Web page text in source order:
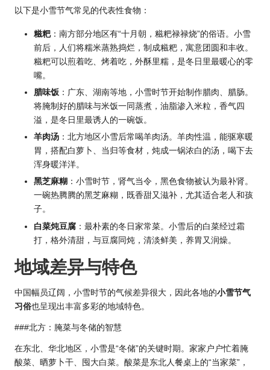
以下是小雪节气常见的代表性食物：
糍粑：南方部分地区有“十月朝，糍粑禄禄烧”的俗语。小雪
前后，人们将糯米蒸熟捣烂，制成糍粑，寓意团圆和丰收。
糍粑可以煎着吃、烤着吃，外酥里糯，是冬日里最暖心的零
嘴。
腊味饭 ：广东、湖南等地，小雪时节开始制作腊肉、腊肠。
将腌制好的腊味与米饭一同蒸煮，油脂渗入米粒，香气四
溢，是冬日里最诱人的一碗饭。
羊肉汤 ：北方地区小雪后常喝羊肉汤。羊肉性温，能驱寒暖
胃，搭配白萝卜、当归等食材，炖成一锅浓白的汤，喝下去
浑身暖洋洋。
黑芝麻糊 ：小雪时节，肾气当令，黑色食物被认为最补肾。
一碗热腾腾的黑芝麻糊，既香甜又滋补，尤其适合老人和孩
子。
白菜炖豆腐 ：最朴素的冬日家常菜。小雪后的白菜经过霜
打，格外清甜，与豆腐同炖，清淡鲜美，养胃又润燥。
地域差异与特色
中国幅员辽阔，小雪时节的气候差异很大，因此各地的小雪节气
习俗也呈现出丰富多彩的地域特色。
###北方：腌菜与冬储的智慧
在东北、华北地区，小雪是“冬储”的关键时期。家家户户忙着腌
酸菜、晒萝卜干、囤大白菜。酸菜是东北人餐桌上的“当家菜”，